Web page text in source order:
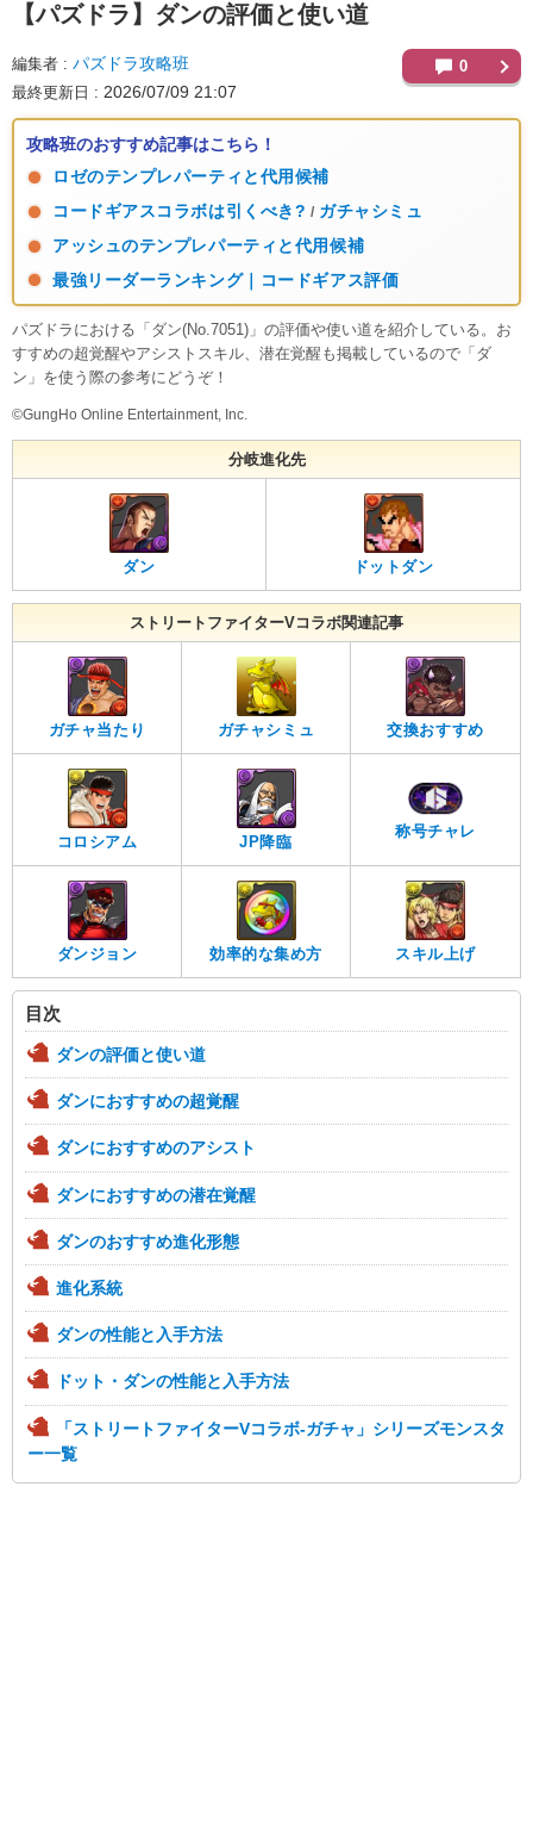
【パズドラ】 ダンの評価と使い道
編集者 パズドラ攻略班
最終更新日 2026/07/09 21:07
0
攻略班のおすすめ記事はこちら！
ロゼのテンプレパーティと代用候補
コードギアスコラボは引くべき? / ガチャシミュ
アッシュのテンプレパーティと代用候補
最強リーダーランキング｜コードギアス評価
パズドラにおける「ダン(No.7051)」の評価や使い道を紹介している。お
すすめの超覚醒やアシストスキル、潜在覚醒も掲載しているので「ダ
ン」を使う際の参考にどうぞ！
©GungHo Online Entertainment, Inc.
分岐進化先
ダン ドットダン
ストリートファイターVコラボ関連記事
ガチャ当たり ガチャシミュ 交換おすすめ
コロシアム JP降臨
称号チャレ
ダンジョン 効率的な集め方 スキル上げ
目次
ダンの評価と使い道
ダンにおすすめの超覚醒
ダンにおすすめのアシスト
ダンにおすすめの潜在覚醒
ダンのおすすめ進化形態
進化系統
ダンの性能と入手方法
ドット・ダンの性能と入手方法
「ストリートファイターVコラボ-ガチャ」シリーズモンスタ
ー一覧